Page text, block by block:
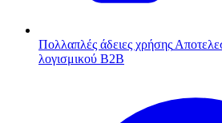
Πολλαπλές άδειες χρήσης
λογισμικού B2B